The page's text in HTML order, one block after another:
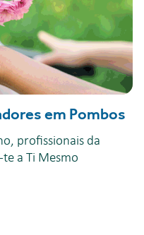
em Pombos
profissionais da
a Ti Mesmo